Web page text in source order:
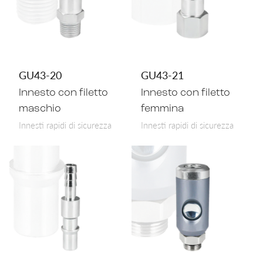
GU43-20
Innesto con filetto
maschio
Innesti rapidi di sicurezza
GU43-21
Innesto con filetto
femmina
Innesti rapidi di sicurezza